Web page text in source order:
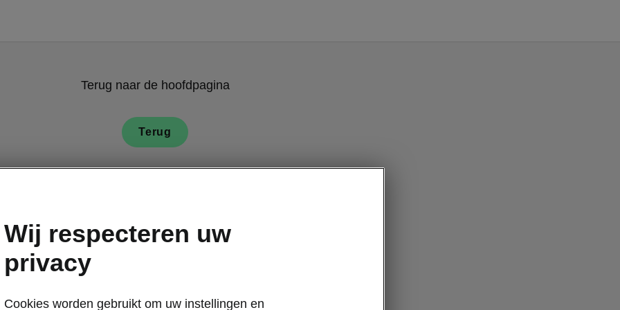
Terug naar de hoofdpagina
Terug
Wij respecteren uw
privacy
Cookies worden gebruikt om uw instellingen en